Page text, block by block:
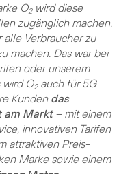
O2wird diese
zugänglich machen.
Verbraucher zu
machen. Das war bei
oder unserem
O2auch für 5G
Kundendas
am Markt– mit einem
innovativen Tarifen
attraktiven Preis-
Marke sowie einem